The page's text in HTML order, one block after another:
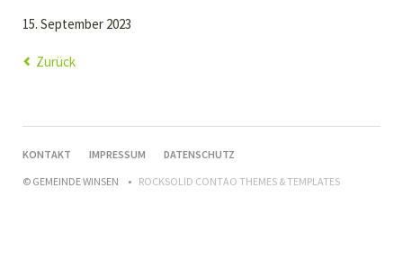
15. September 2023
Zurück
NAVIGATION
KONTAKT IMPRESSUM
DATENSCHUTZ
© GEMEINDE WINSEN
ROCKSOLID CONTAO THEMES & TEMPLATES